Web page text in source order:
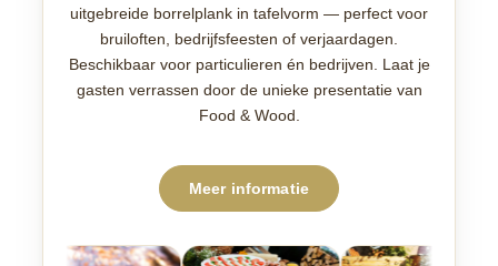
uitgebreide borrelplank in tafelvorm — perfect voor
bruiloften, bedrijfsfeesten of verjaardagen.
Beschikbaar voor particulieren én bedrijven. Laat je
gasten verrassen door de unieke presentatie van
Food & Wood.
Meer informatie